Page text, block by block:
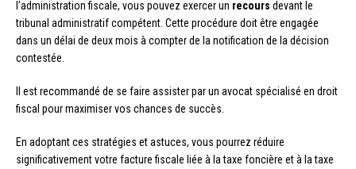
l’administration fiscale, vous pouvez exercer un recours devant le
tribunal administratif compétent. Cette procédure doit être engagée
dans un délai de deux mois à compter de la notification de la décision
contestée.
Il est recommandé de se faire assister par un avocat spécialisé en droit
fiscal pour maximiser vos chances de succès.
En adoptant ces stratégies et astuces, vous pourrez réduire
significativement votre facture fiscale liée à la taxe foncière et à la taxe